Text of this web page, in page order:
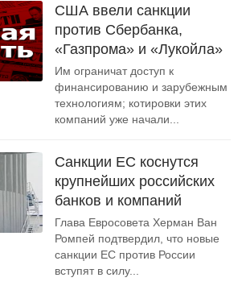
США ввели санкции
против Сбербанка,
«Газпрома» и «Лукойла»
Им ограничат доступ к
финансированию и зарубежным
технологиям; котировки этих
компаний уже начали...
Санкции ЕС коснутся
крупнейших российских
банков и компаний
Глава Евросовета Херман Ван
Ромпей подтвердил, что новые
санкции ЕС против России
вступят в силу...